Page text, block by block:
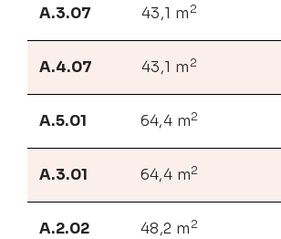
A.3.07 43,1 m 2
A.4.07 43,1 m 2
A.5.01 64,4 m2
A.3.01 64,4 m2
A.2.02 48,2 m 2